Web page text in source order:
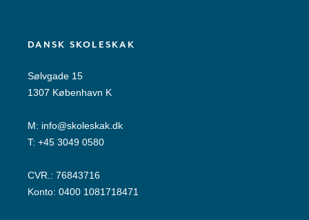
DANSK SKOLESKAK
Sølvgade 15
1307 København K
M: info@skoleskak.dk
T: +45 3049 0580
CVR.: 76843716
Konto: 0400 1081718471